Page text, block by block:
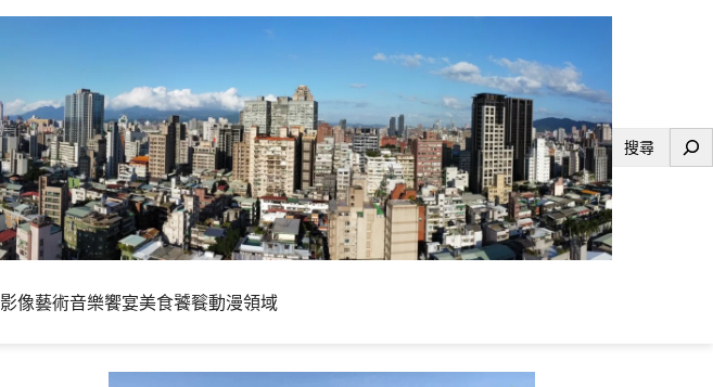
搜
影像藝術音樂饗宴美食饕餮動漫領域